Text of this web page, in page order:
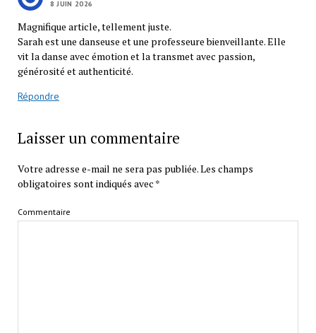
8 JUIN 2026
Magnifique article, tellement juste.
Sarah est une danseuse et une professeure bienveillante. Elle
vit la danse avec émotion et la transmet avec passion,
générosité et authenticité.
Répondre
Laisser un commentaire
Votre adresse e-mail ne sera pas publiée.Les champs
obligatoires sont indiqués avec *
Commentaire